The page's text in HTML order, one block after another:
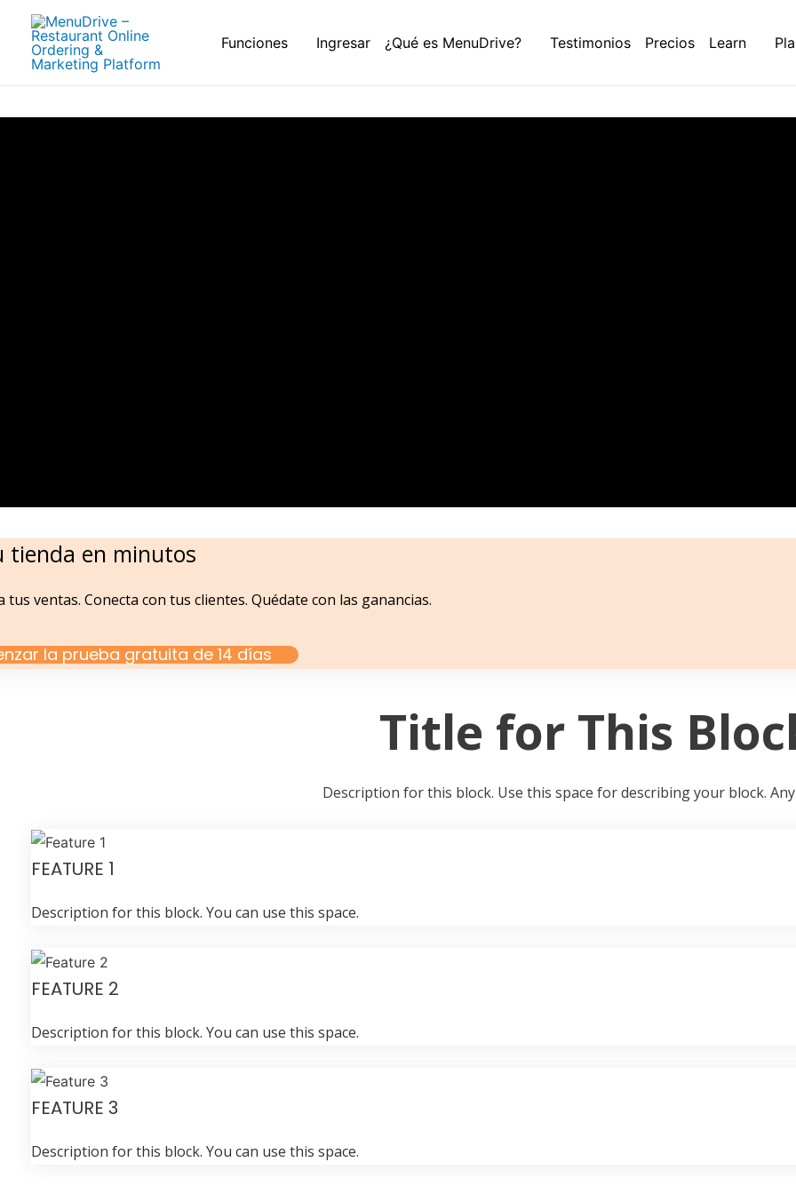
Funciones Ingresar ¿Qué es MenuDrive? Testimonios Precios Learn
tienda en minutos
tus ventas. Conecta con tus clientes. Quédate con las ganancias.
la prueba gratuita de 14 días
Title for This
Description for this block. Use this space for describing your block.
FEATURE 1
Description for this block. You can use this space.
FEATURE 2
Description for this block. You can use this space.
FEATURE 3
Description for this block. You can use this space.